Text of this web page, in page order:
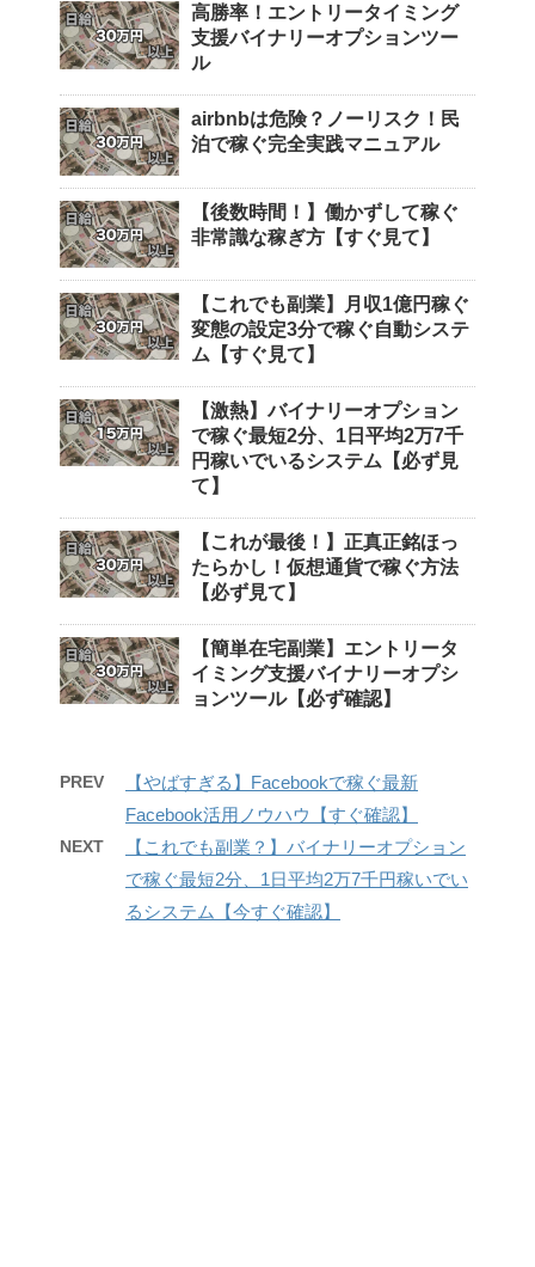
高勝率！エントリータイミング
支援バイナリーオプションツー
ル
airbnbは危険？ノーリスク！民
泊で稼ぐ完全実践マニュアル
【後数時間！】働かずして稼ぐ
非常識な稼ぎ方【すぐ見て】
【これでも副業】月収1億円稼ぐ
変態の設定3分で稼ぐ自動システ
ム【すぐ見て】
【激熱】バイナリーオプション
で稼ぐ最短2分、1日平均2万7千
円稼いでいるシステム【必ず見
て】
【これが最後！】正真正銘ほっ
たらかし！仮想通貨で稼ぐ方法
【必ず見て】
【簡単在宅副業】エントリータ
イミング支援バイナリーオプシ
ョンツール【必ず確認】
PREV
【やばすぎる】Facebookで稼ぐ最新
Facebook活用ノウハウ【すぐ確認】
NEXT
【これでも副業？】バイナリーオプション
で稼ぐ最短2分、1日平均2万7千円稼いでい
るシステム【今すぐ確認】